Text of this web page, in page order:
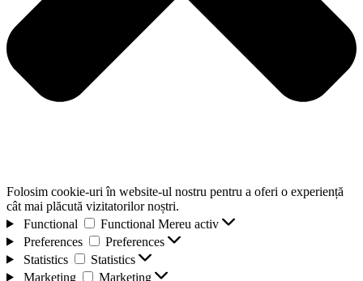
Folosim cookie-uri în website-ul nostru pentru a oferi o experiență
cât mai plăcută vizitatorilor noștri.
Functional
Functional Mereu activ
Preferences
Preferences
Statistics
Statistics
Marketing
Marketing